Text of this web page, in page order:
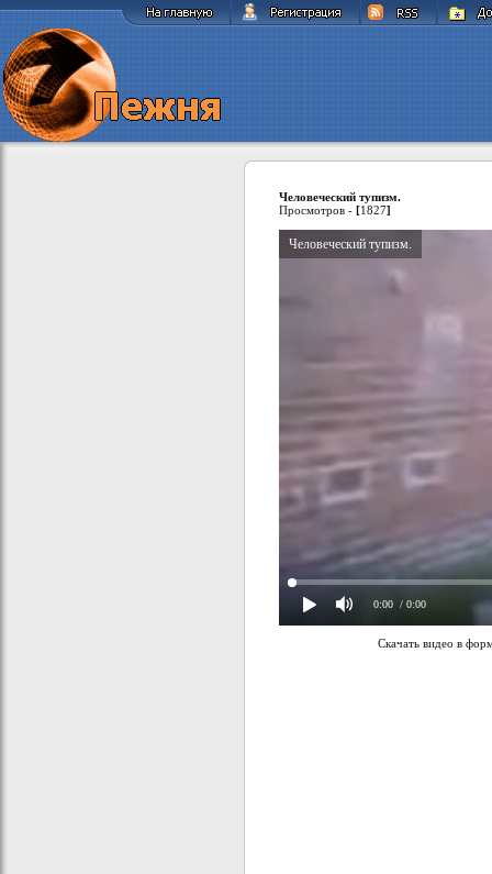
Человеческий тупизм.
Просмотров - [1827]
Человеческий тупизм.
0:00 / 0:00
Скачать видео в